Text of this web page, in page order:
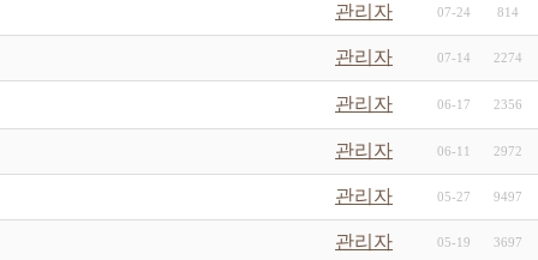
관리자 07-24 814
관리자 07-14 2274
관리자 06-17 2356
관리자 06-11 2972
관리자 05-27 9497
관리자 05-19 3697